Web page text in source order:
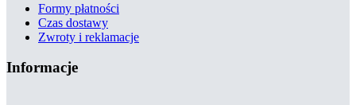
Formy płatności
Czas dostawy
Zwroty i reklamacje
Informacje